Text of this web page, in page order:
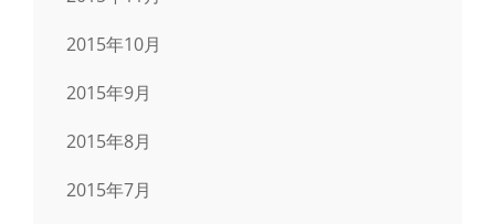
2015年10月
2015年9月
2015年8月
2015年7月